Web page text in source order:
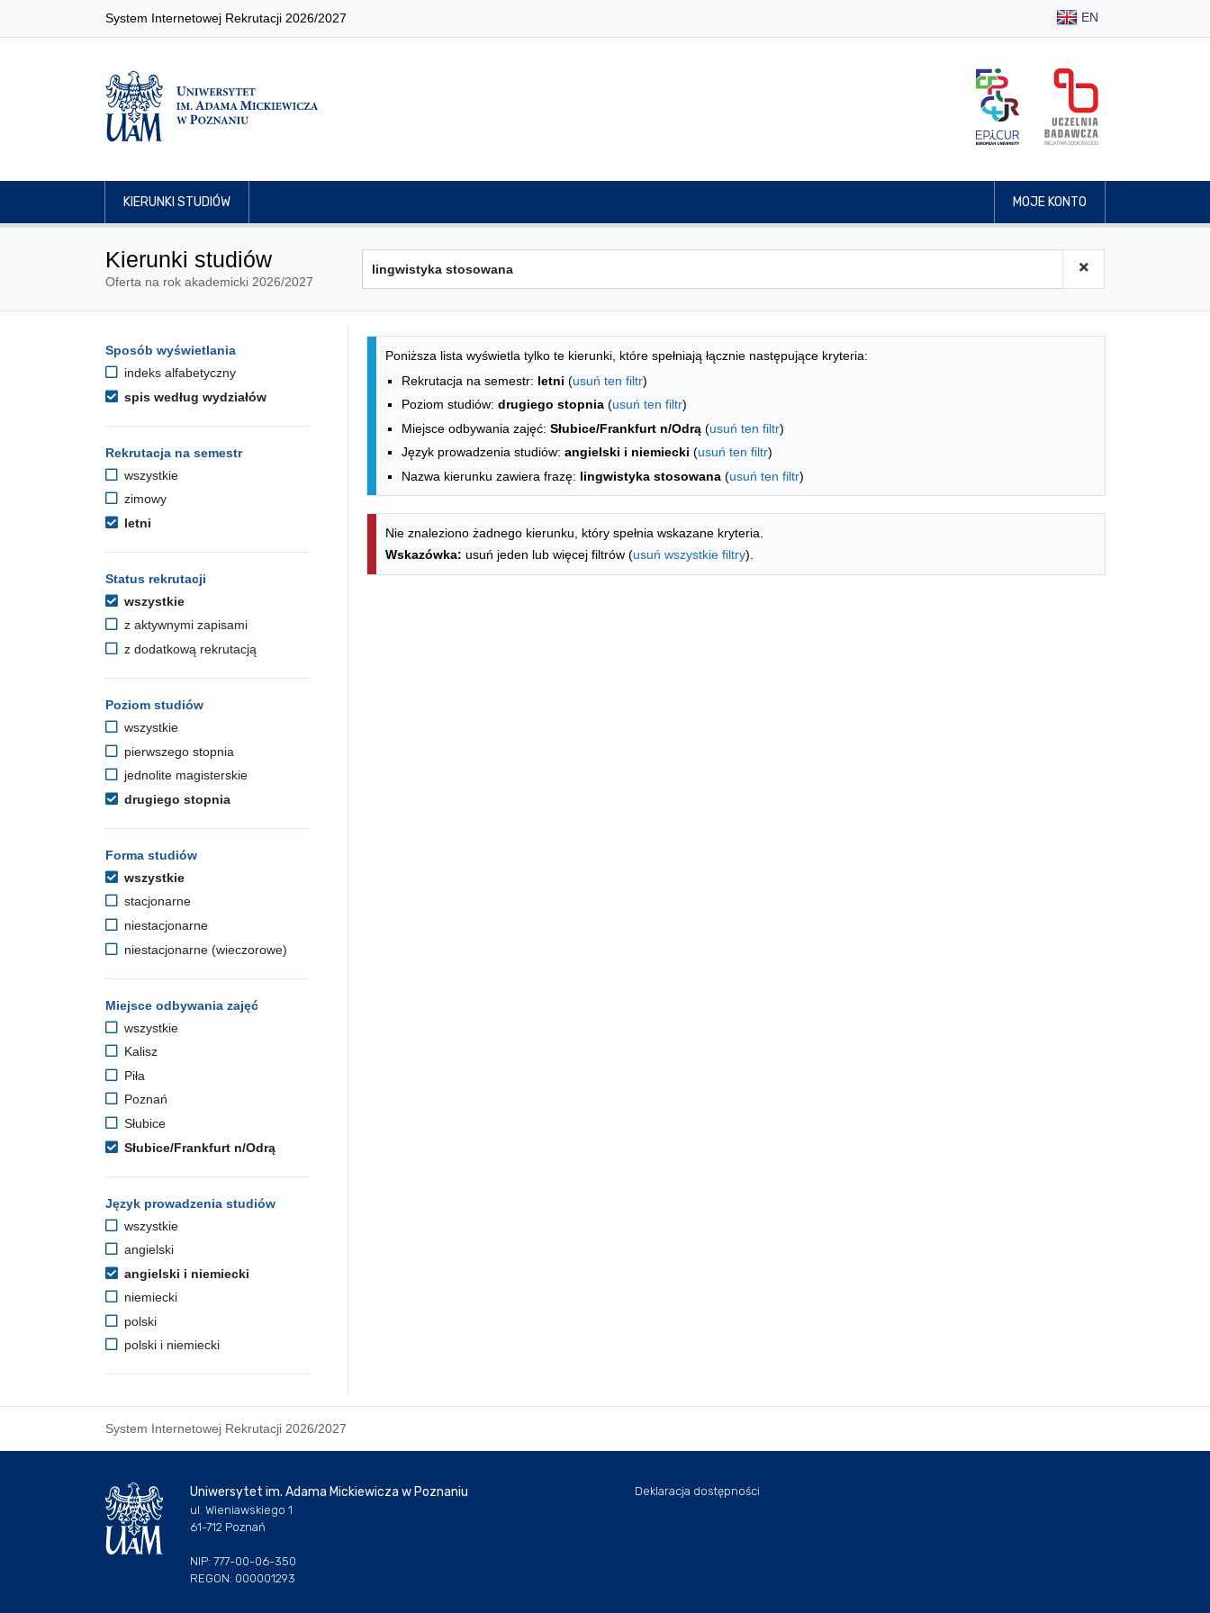
System Internetowej Rekrutacji 2026/2027 EN
KIERUNKI STUDIÓW MOJE KONTO
Kierunki studiów
Oferta na rok akademicki 2026/2027
Opcje filtrowania kierunków studiów
Przejdź do listy kierunków
Sposób wyświetlania
indeks alfabetyczny
spis według wydziałów
Rekrutacja na semestr
wszystkie
zimowy
letni
Status rekrutacji
wszystkie
z aktywnymi zapisami
z dodatkową rekrutacją
Poziom studiów
wszystkie
pierwszego stopnia
jednolite magisterskie
drugiego stopnia
Forma studiów
wszystkie
stacjonarne
niestacjonarne
niestacjonarne (wieczorowe)
Miejsce odbywania zajęć
wszystkie
Kalisz
Piła
Poznań
Słubice
Słubice/Frankfurt n/Odrą
Język prowadzenia studiów
wszystkie
angielski
angielski i niemiecki
niemiecki
polski
polski i niemiecki
Lista kierunków - spis według wydziałów
Poniższa lista wyświetla tylko te kierunki, które spełniają łącznie następujące kryteria:
Rekrutacja na semestr: letni (usuń ten filtr)
Poziom studiów: drugiego stopnia (usuń ten filtr)
Miejsce odbywania zajęć: Słubice/Frankfurt n/Odrą (usuń ten filtr)
Język prowadzenia studiów: angielski i niemiecki (usuń ten filtr)
Nazwa kierunku zawiera frazę: lingwistyka stosowana (usuń ten filtr)
Nie znaleziono żadnego kierunku, który spełnia wskazane kryteria.
Wskazówka: usuń jeden lub więcej filtrów (usuń wszystkie filtry).
System Internetowej Rekrutacji 2026/2027
Uniwersytet im. Adama Mickiewicza w Poznaniu
ul. Wieniawskiego 1
61-712 Poznań
NIP: 777-00-06-350
REGON: 000001293
Deklaracja dostępności